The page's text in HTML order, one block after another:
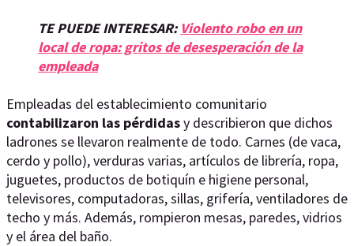
TE PUEDE INTERESAR:Violento robo en un
local de ropa: gritos de desesperación de la
empleada
Empleadas del establecimiento comunitario
contabilizaron las pérdidasy describieron que dichos
ladrones se llevaron realmente de todo. Carnes (de vaca,
cerdo y pollo), verduras varias, artículos de librería, ropa,
juguetes, productos de botiquín e higiene personal,
televisores, computadoras, sillas, grifería, ventiladores de
techo y más. Además, rompieron mesas, paredes, vidrios
y el área del baño.